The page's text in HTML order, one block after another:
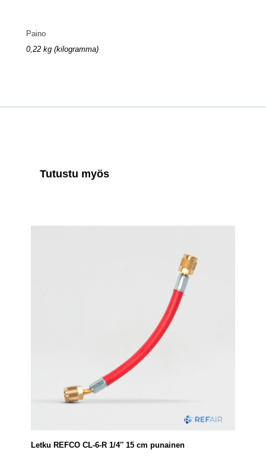
Paino
0,22 kg (kilogramma)
Tutustu myös
Letku REFCO CL-6-R 1/4″ 15 cm punainen